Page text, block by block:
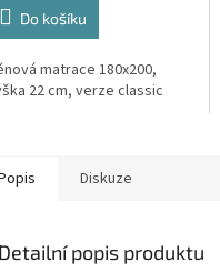
Do košíku
matrace 180x200,
22 cm, verze classic
Diskuze
Detailní popis produktu